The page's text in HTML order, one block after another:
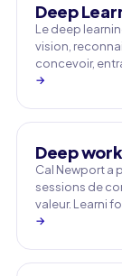
Deep
Le deep
vision,
concevoir,
→
Deep work
Cal Newport a
sessions de
valeur. Learni
→